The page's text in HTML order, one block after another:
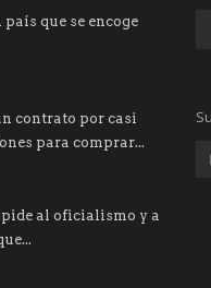
que se encoge
contrato por casi
para comprar...
al oficialismo y a